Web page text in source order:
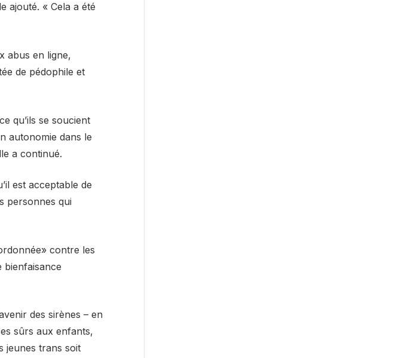
ajouté. « Cela a été
abus en ligne,
de pédophile et
qu’ils se soucient
autonomie dans le
a continué.
est acceptable de
personnes qui
contre les
bienfaisance
des sirènes – en
sûrs aux enfants,
jeunes trans soit